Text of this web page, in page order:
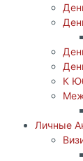
К
Личные